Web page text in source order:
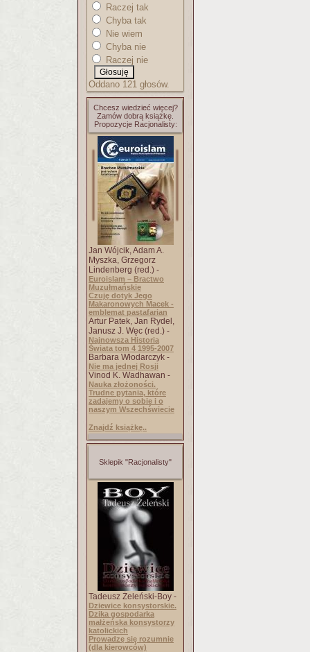
Raczej tak
Chyba tak
Nie wiem
Chyba nie
Raczej nie
Oddano 121 głosów.
Chcesz wiedzieć więcej?
Zamów dobrą książkę.
Propozycje Racjonalisty:
Jan Wójcik, Adam A.
Myszka, Grzegorz
Lindenberg (red.) -
Euroislam – Bractwo
Muzułmańskie
Czuję dotyk Jego
Makaronowych Macek -
emblemat pastafarian
Artur Patek, Jan Rydel,
Janusz J. Węc (red.) -
Najnowsza Historia
Świata tom 4 1995-2007
Barbara Włodarczyk -
Nie ma jednej Rosji
Vinod K. Wadhawan -
Nauka złożoności.
Trudne pytania, które
zadajemy o sobie i o
naszym Wszechświecie
Znajdź książkę..
Sklepik "Racjonalisty"
Tadeusz Żeleński-Boy -
Dziewice konsystorskie.
Dzika gospodarka
małżeńska konsystorzy
katolickich
Prowadzę się rozumnie
(dla kierowców)